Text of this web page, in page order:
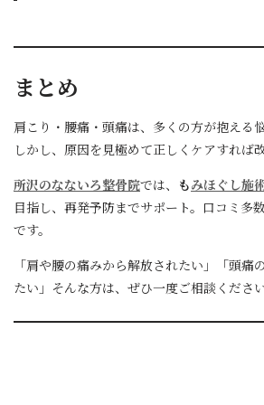
まとめ
肩こり・腰痛・頭痛は、多くの方が抱える悩
しかし、原因を見極めて正しくケアすれば
所沢のなないろ整骨院では、 もみほぐし施
目指し、再発予防までサポート。口コミ多
です。
「肩や腰の痛みから解放されたい」「頭痛
たい」そんな方は、ぜひ一度ご相談ください